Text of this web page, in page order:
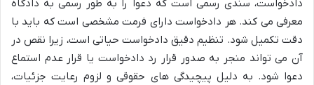
دادخواست، سندی رسمی است که دعوا را به طور رسمی به دادگاه
معرفی می کند. هر دادخواست دارای فرمت مشخصی است که باید با
دقت تکمیل شود. تنظیم دقیق دادخواست حیاتی است، زیرا نقص در
آن می تواند منجر به صدور قرار رد دادخواست یا قرار عدم استماع
دعوا شود. به دلیل پیچیدگی های حقوقی و لزوم رعایت جزئیات،